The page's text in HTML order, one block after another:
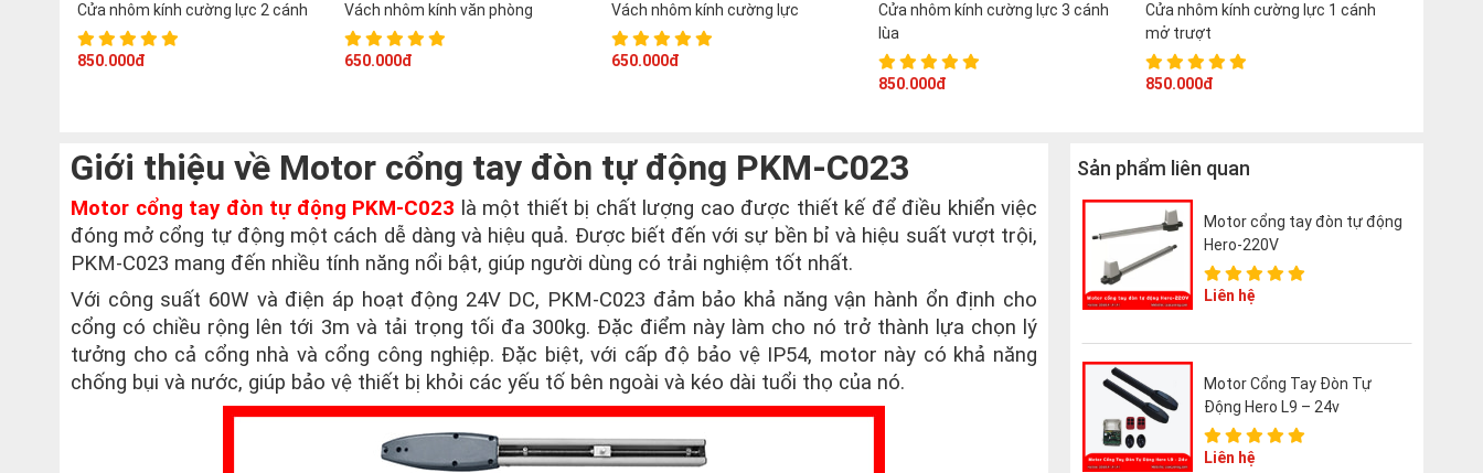
Cửa nhôm kính cường lực 2 cánh
850.000đ
Vách nhôm kính văn phòng
650.000đ
Vách nhôm kính cường lực
650.000đ
Cửa nhôm kính cường lực 3 cánh
lùa
850.000đ
Cửa nhôm kính cường lực 1 cánh
mở trượt
850.000đ
Giới thiệu về Motor cổng tay đòn tự động PKM-C023
Motor cổng tay đòn tự động PKM-C023 là một thiết bị chất lượng cao được thiết kế để điều khiển việc
đóng mở cổng tự động một cách dễ dàng và hiệu quả. Được biết đến với sự bền bỉ và hiệu suất vượt trội,
PKM-C023 mang đến nhiều tính năng nổi bật, giúp người dùng có trải nghiệm tốt nhất.
Với công suất 60W và điện áp hoạt động 24V DC, PKM-C023 đảm bảo khả năng vận hành ổn định cho
cổng có chiều rộng lên tới 3m và tải trọng tối đa 300kg. Đặc điểm này làm cho nó trở thành lựa chọn lý
tưởng cho cả cổng nhà và cổng công nghiệp. Đặc biệt, với cấp độ bảo vệ IP54, motor này có khả năng
chống bụi và nước, giúp bảo vệ thiết bị khỏi các yếu tố bên ngoài và kéo dài tuổi thọ của nó.
Sản phẩm liên quan
Motor cổng tay đòn tự động
Hero-220V
Liên hệ
Motor Cổng Tay Đòn Tự
Động Hero L9 – 24v
Liên hệ